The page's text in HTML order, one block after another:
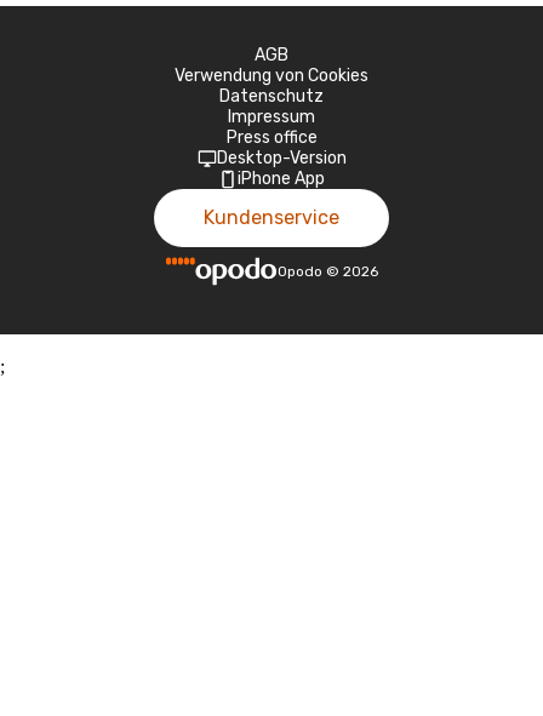
AGB
Verwendung von Cookies
Datenschutz
Impressum
Press office
Desktop-Version
iPhone App
Kundenservice
Opodo © 2026
;